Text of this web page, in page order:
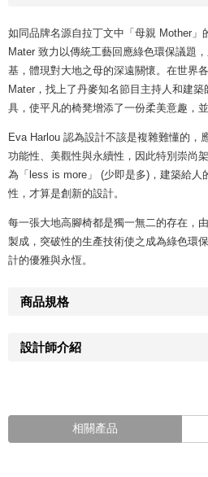
如同品牌名源自拉丁文中「母親 Mother」
Mater 致力以傳統工藝回應綠色環保議題
基，體現對大地之母的深遠關懷。在世界
Mater，找上了丹麥知名節目主持人和建
具，使平凡的椅凳增添了一份柔美意趣，
Eva Harlou 認為設計不該是複雜難懂的，
功能性、美觀性與永續性，因此特別崇尚
為「less is more」 (少即是多)，建築給人
性，才算是創新的設計。
每一張大地高腳椅都是獨一無二的存在，
製成，突破性的生產技術使之成為綠色環
計的優雅與永恆。
商品規格
設計師介紹
相關產品